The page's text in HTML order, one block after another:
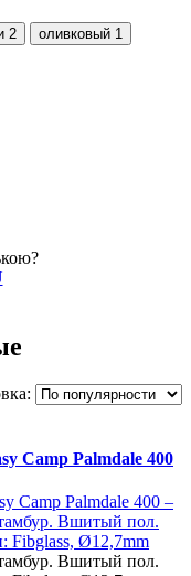
2 оливковый 1
Camp Palmdale 400
Вшитый пол.